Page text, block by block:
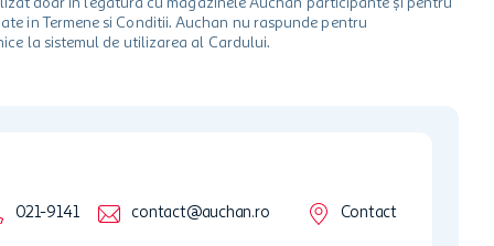
doar in legatura cu magazinele Auchan participante și pentru
in Termene si Conditii. Auchan nu raspunde pentru
la sistemul de utilizarea al Cardului.
021-9141 contact@auchan.ro Contact